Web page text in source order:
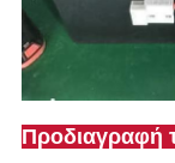
Προδιαγραφή